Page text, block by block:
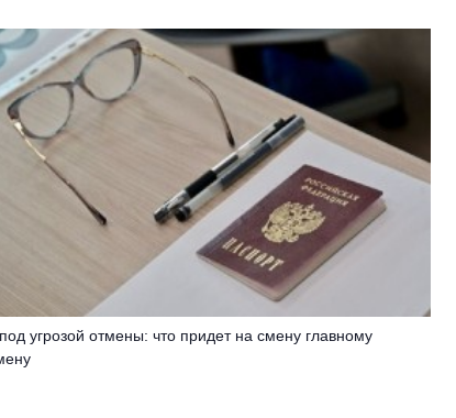
угрозой отмены: что придет на смену главному